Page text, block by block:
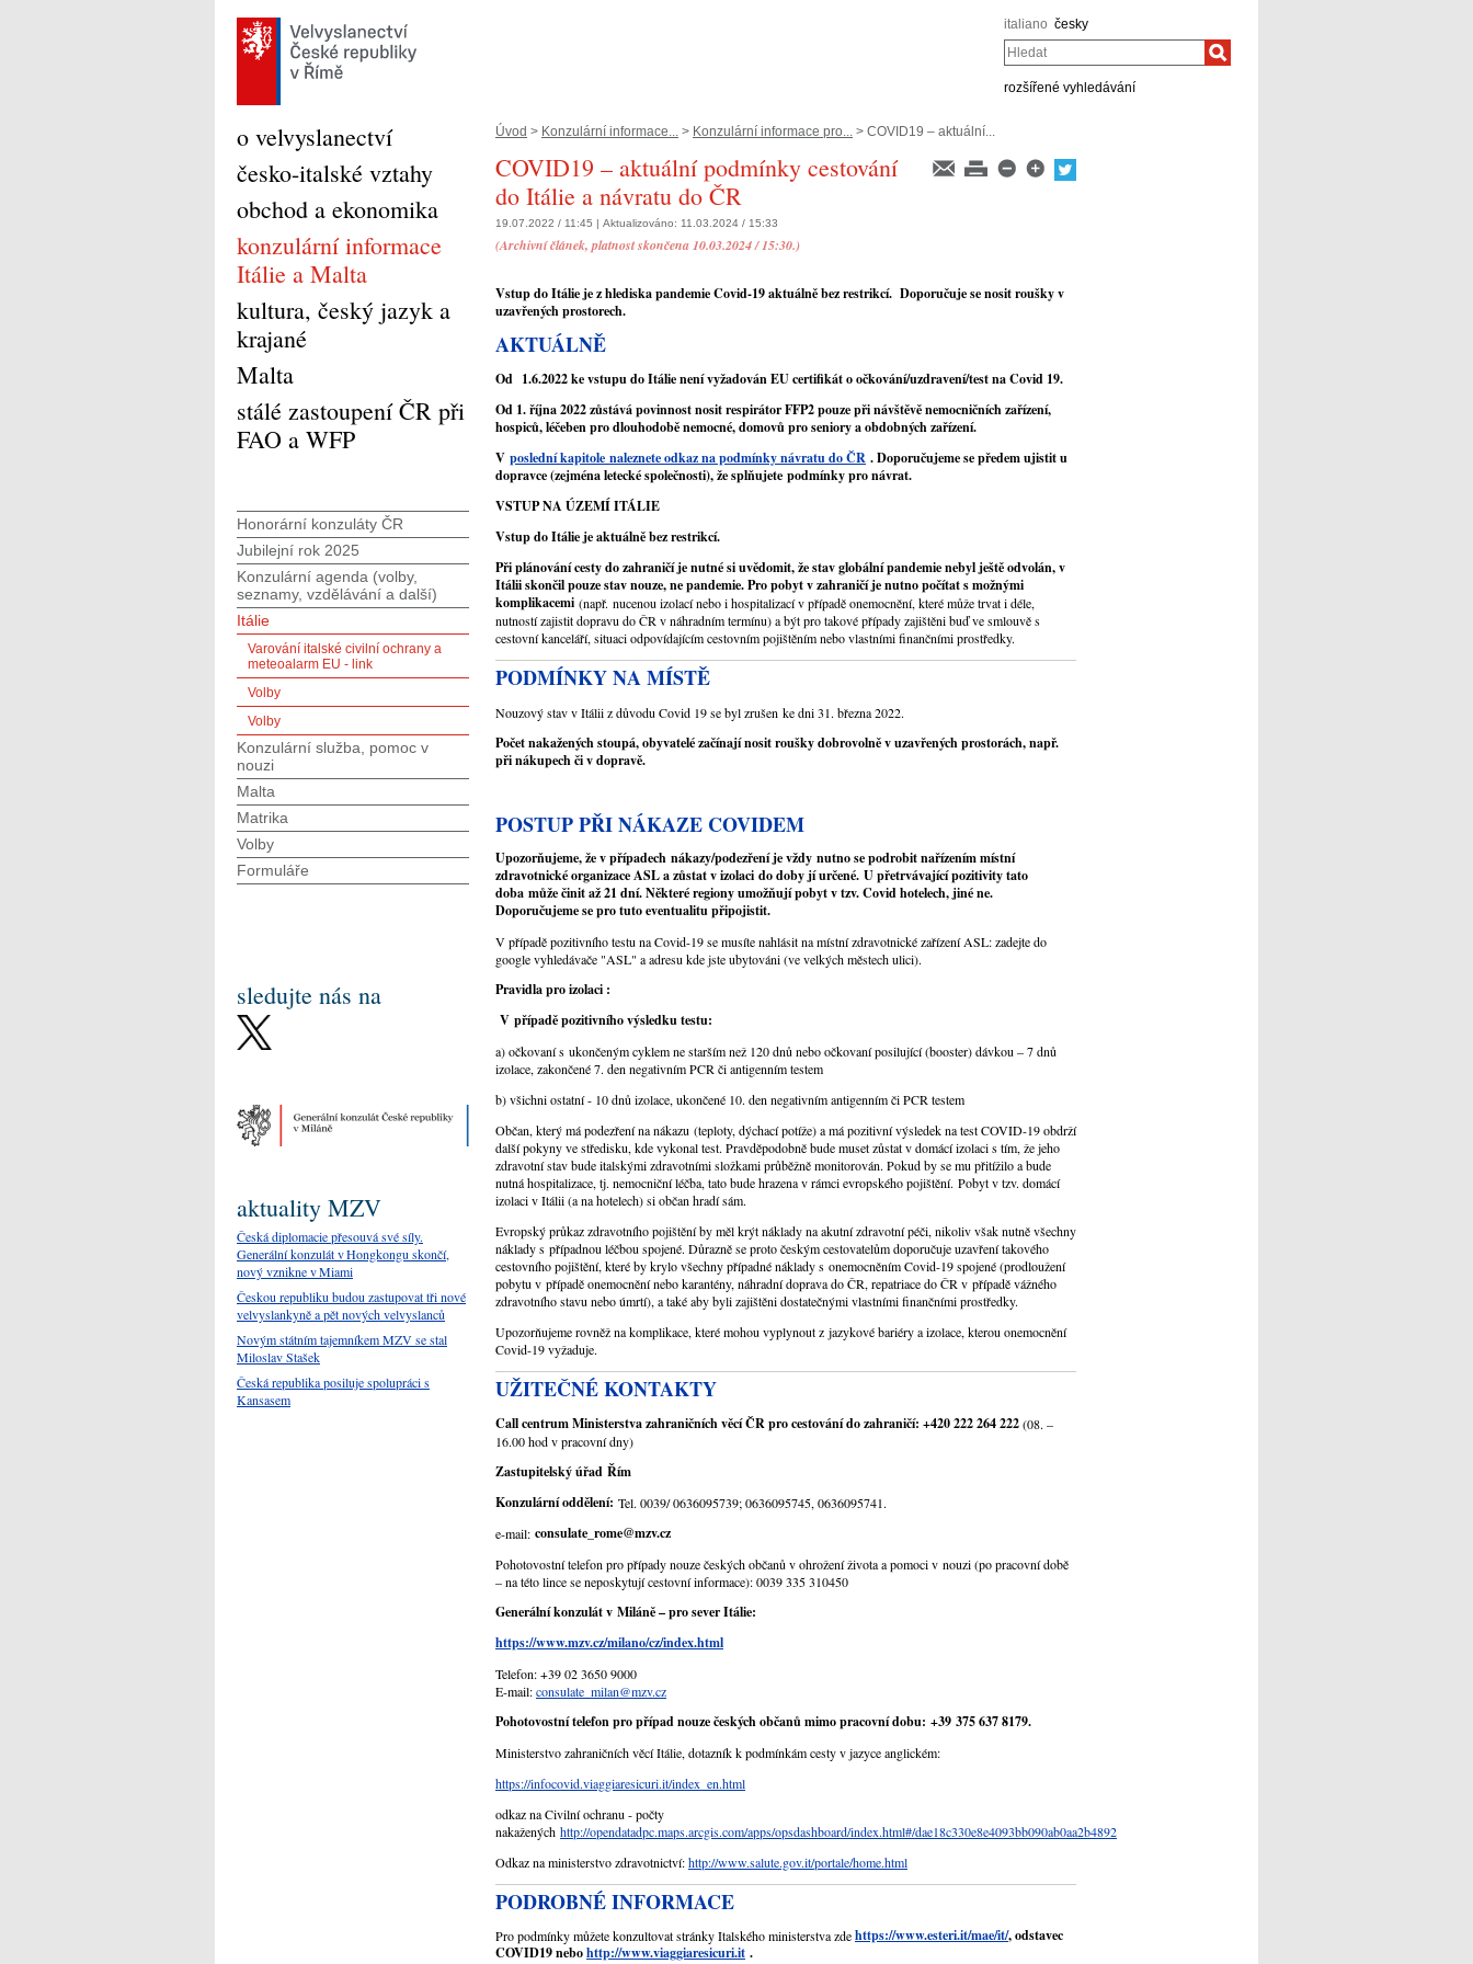
italiano česky
Hledat
rozšířené vyhledávání
Úvod > Konzulární informace... > Konzulární informace pro... > COVID19 – aktuální...
COVID19 – aktuální podmínky cestování
do Itálie a návratu do ČR
19.07.2022 / 11:45 | Aktualizováno: 11.03.2024 / 15:33
(Archivní článek, platnost skončena 10.03.2024 / 15:30.)
Vstup do Itálie je z hlediska pandemie Covid-19 aktuálně bez restrikcí. Doporučuje se nosit roušky v
uzavřených prostorech.
AKTUÁLNĚ
Od 1.6.2022 ke vstupu do Itálie není vyžadován EU certifikát o očkování/uzdravení/test na Covid 19.
Od 1. října 2022 zůstává povinnost nosit respirátor FFP2 pouze při návštěvě nemocničních zařízení,
hospiců, léčeben pro dlouhodobě nemocné, domovů pro seniory a obdobných zařízení.
V poslední kapitole naleznete odkaz na podmínky návratu do ČR . Doporučujeme se předem ujistit u
dopravce (zejména letecké společnosti), že splňujete podmínky pro návrat.
VSTUP NA ÚZEMÍ ITÁLIE
Vstup do Itálie je aktuálně bez restrikcí.
Při plánování cesty do zahraničí je nutné si uvědomit, že stav globální pandemie nebyl ještě odvolán, v
Itálii skončil pouze stav nouze, ne pandemie. Pro pobyt v zahraničí je nutno počítat s možnými
komplikacemi (např. nucenou izolací nebo i hospitalizací v případě onemocnění, které může trvat i déle,
nutností zajistit dopravu do ČR v náhradním termínu) a být pro takové případy zajištěni buď ve smlouvě s
cestovní kanceláří, situaci odpovídajícím cestovním pojištěním nebo vlastními finančními prostředky.
PODMÍNKY NA MÍSTĚ
Nouzový stav v Itálii z důvodu Covid 19 se byl zrušen ke dni 31. března 2022.
Počet nakažených stoupá, obyvatelé začínají nosit roušky dobrovolně v uzavřených prostorách, např.
při nákupech či v dopravě.
POSTUP PŘI NÁKAZE COVIDEM
Upozorňujeme, že v případech nákazy/podezření je vždy nutno se podrobit nařízením místní
zdravotnické organizace ASL a zůstat v izolaci do doby jí určené. U přetrvávající pozitivity tato
doba může činit až 21 dní. Některé regiony umožňují pobyt v tzv. Covid hotelech, jiné ne.
Doporučujeme se pro tuto eventualitu připojistit.
V případě pozitivního testu na Covid-19 se musíte nahlásit na místní zdravotnické zařízení ASL: zadejte do
google vyhledávače "ASL" a adresu kde jste ubytováni (ve velkých městech ulici).
Pravidla pro izolaci :
V případě pozitivního výsledku testu:
a) očkovaní s ukončeným cyklem ne starším než 120 dnů nebo očkovaní posilující (booster) dávkou – 7 dnů
izolace, zakončené 7. den negativním PCR či antigenním testem
b) všichni ostatní - 10 dnů izolace, ukončené 10. den negativním antigenním či PCR testem
Občan, který má podezření na nákazu (teploty, dýchací potíže) a má pozitivní výsledek na test COVID-19 obdrží
další pokyny ve středisku, kde vykonal test. Pravděpodobně bude muset zůstat v domácí izolaci s tím, že jeho
zdravotní stav bude italskými zdravotními složkami průběžně monitorován. Pokud by se mu přitížilo a bude
nutná hospitalizace, tj. nemocniční léčba, tato bude hrazena v rámci evropského pojištění. Pobyt v tzv. domácí
izolaci v Itálii (a na hotelech) si občan hradí sám.
Evropský průkaz zdravotního pojištění by měl krýt náklady na akutní zdravotní péči, nikoliv však nutně všechny
náklady s případnou léčbou spojené. Důrazně se proto českým cestovatelům doporučuje uzavření takového
cestovního pojištění, které by krylo všechny případné náklady s onemocněním Covid-19 spojené (prodloužení
pobytu v případě onemocnění nebo karantény, náhradní doprava do ČR, repatriace do ČR v případě vážného
zdravotního stavu nebo úmrtí), a také aby byli zajištěni dostatečnými vlastními finančními prostředky.
Upozorňujeme rovněž na komplikace, které mohou vyplynout z jazykové bariéry a izolace, kterou onemocnění
Covid-19 vyžaduje.
UŽITEČNÉ KONTAKTY
Call centrum Ministerstva zahraničních věcí ČRpro cestování do zahraničí: +420 222 264 222(08. –
16.00 hod v pracovní dny)
Zastupitelský úřad Řím
Konzulární oddělení: Tel. 0039/ 0636095739; 0636095745, 0636095741.
e-mail: consulate_rome@mzv.cz
Pohotovostní telefon pro případy nouze českých občanů v ohrožení života a pomoci v nouzi (po pracovní době
– na této lince se neposkytují cestovní informace): 0039 335 310450
Generální konzulát v Miláně – pro sever Itálie:
https://www.mzv.cz/milano/cz/index.html
Telefon: +39 02 3650 9000
E-mail:consulate_milan@mzv.cz
Pohotovostní telefon pro případ nouze českých občanů mimo pracovní dobu: +39 375 637 8179.
Ministerstvo zahraničních věcí Itálie, dotazník k podmínkám cesty v jazyce anglickém:
https://infocovid.viaggiaresicuri.it/index_en.html
odkaz na Civilní ochranu - počty
nakažených http://opendatadpc.maps.arcgis.com/apps/opsdashboard/index.html#/dae18c330e8e4093bb090ab0aa2b4892
Odkaz na ministerstvo zdravotnictví:http://www.salute.gov.it/portale/home.html
PODROBNÉ INFORMACE
Pro podmínky můžete konzultovat stránky Italského ministerstva zdehttps://www.esteri.it/mae/it/, odstavec
COVID19 nebohttp://www.viaggiaresicuri.it .
o velvyslanectví
česko-italské vztahy
obchod a ekonomika
konzulární informace
Itálie a Malta
kultura, český jazyk a
krajané
Malta
stálé zastoupení ČR při
FAO a WFP
Honorární konzuláty ČR
Jubilejní rok 2025
Konzulární agenda (volby,
seznamy, vzdělávání a další)
Itálie
Varování italské civilní ochrany a
meteoalarm EU - link
Volby
Volby
Konzulární služba, pomoc v
nouzi
Malta
Matrika
Volby
Formuláře
sledujte nás na
aktuality MZV
Česká diplomacie přesouvá své síly.
Generální konzulát v Hongkongu skončí,
nový vznikne v Miami
Českou republiku budou zastupovat tři nové
velvyslankyně a pět nových velvyslanců
Novým státním tajemníkem MZV se stal
Miloslav Stašek
Česká republika posiluje spolupráci s
Kansasem